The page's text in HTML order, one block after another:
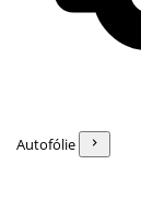
Autofólie